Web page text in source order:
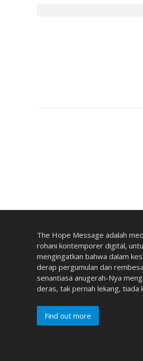
The Hope Message adalah
rohani kontemporer digital,
mengingatkan bahwa dalam
derap pergumulan dan
senantiasa anugerah-Nya
deras, tak pernah lekang, tiada
Find out more